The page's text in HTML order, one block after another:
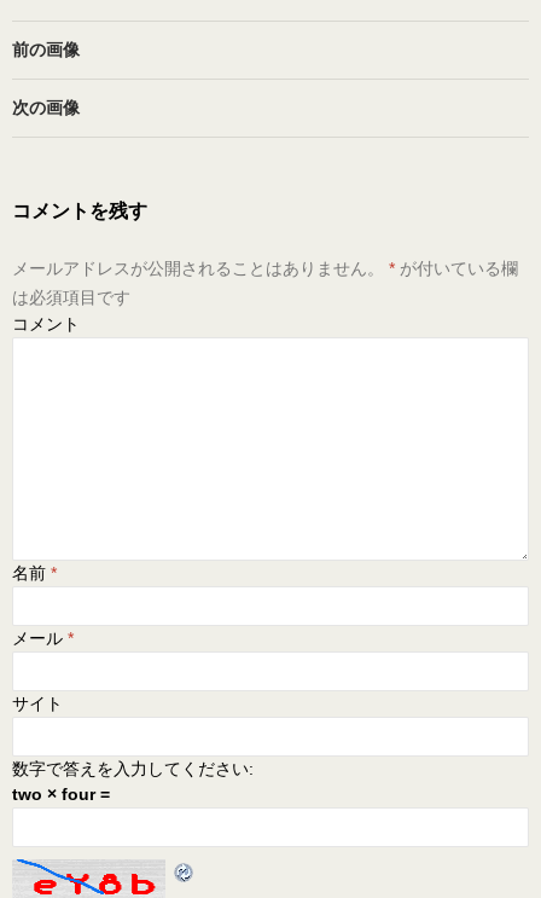
前の画像
次の画像
コメントを残す
メールアドレスが公開されることはありません。 * が付いている欄
は必須項目です
コメント
名前 *
メール *
サイト
数字で答えを入力してください:
two × four =